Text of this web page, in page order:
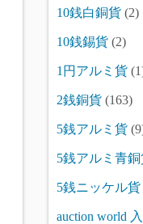
10銭白銅貨 (2)
10銭錫貨 (2)
1円アルミ貨
2銭銅貨 (163)
5銭アルミ貨
5銭アルミ青
5銭ニッケル貨
auction world